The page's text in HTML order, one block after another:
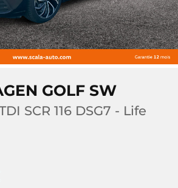
GOLF SW
SCR 116 DSG7 - Life